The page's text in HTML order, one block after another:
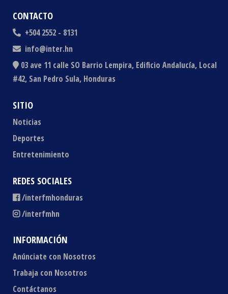
CONTACTO
+504 2552 - 8131
info@inter.hn
03 ave 11 calle SO Barrio Lempira, Edificio Andalucía, Local
#42, San Pedro Sula, Honduras
SITIO
Noticias
Deportes
Entretenimiento
REDES SOCIALES
/interfmhonduras
/interfmhn
INFORMACIÓN
Anúnciate con Nosotros
Trabaja con Nosotros
Contáctanos